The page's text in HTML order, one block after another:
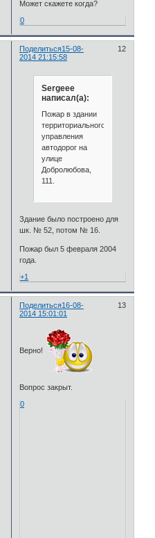
Может скажете когда?
0
Поделиться 12
15-08-
2014 21:15:58
Sergeee
написал(а):
Пожар в здании
территориального
управления
автодорог на
улице
Добролюбова,
111.
Здание было построено для
шк. № 52, потом № 16.
Пожар был 5 февраля 2004
года.
+1
Поделиться 13
16-08-
2014 15:01:01
Верно!
Вопрос закрыт.
0